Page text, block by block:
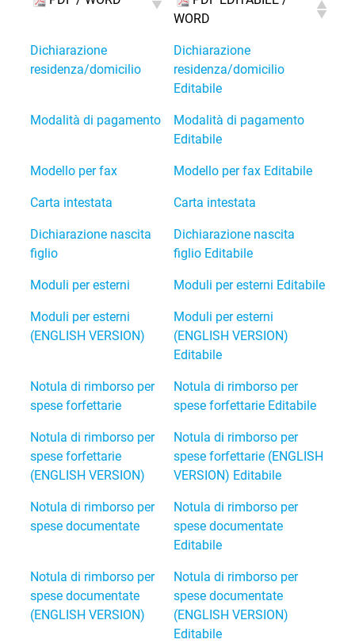
WORD
Dichiarazione
residenza/domicilio
Dichiarazione
residenza/domicilio
Editabile
Modalità di pagamento
Modalità di pagamento
Editabile
Modello per fax Modello per fax Editabile
Carta intestata Carta intestata
Dichiarazione nascita
figlio
Dichiarazione nascita
figlio Editabile
Moduli per esterni Moduli per esterni Editabile
Moduli per esterni
(ENGLISH VERSION)
Moduli per esterni
(ENGLISH VERSION)
Editabile
Notula di rimborso per
spese forfettarie
Notula di rimborso per
spese forfettarie Editabile
Notula di rimborso per
spese forfettarie
(ENGLISH VERSION)
Notula di rimborso per
spese forfettarie (ENGLISH
VERSION) Editabile
Notula di rimborso per
spese documentate
Notula di rimborso per
spese documentate
Editabile
Notula di rimborso per
spese documentate
(ENGLISH VERSION)
Notula di rimborso per
spese documentate
(ENGLISH VERSION)
Editabile